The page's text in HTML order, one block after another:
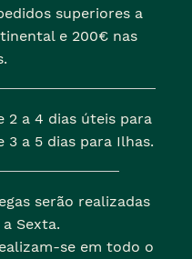
superiores a
e 200€ nas
2 a 4 dias úteis para
a 5 dias para Ilhas.
serão realizadas
Sexta.
se em todo o